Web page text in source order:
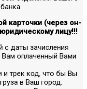
карточки (через он-
лицу!!!
с даты зачисления
оплаченный Вами
трек код, что бы Вы
в Ваш город.